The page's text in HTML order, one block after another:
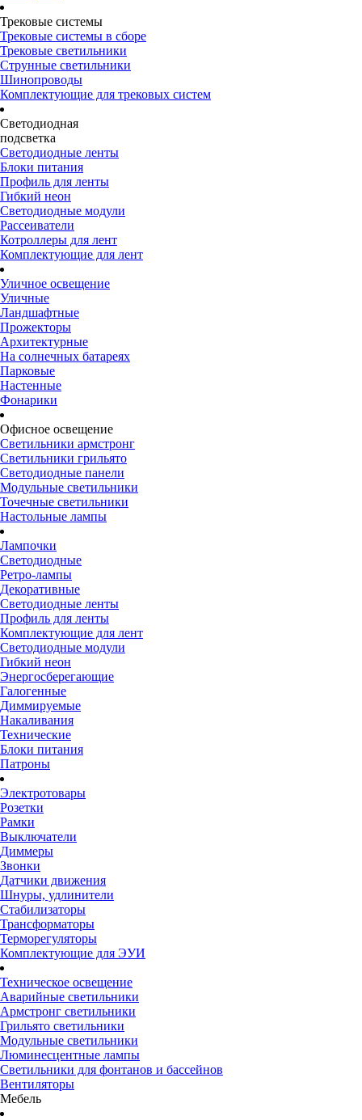
Трековые системы
Трековые системы в сборе
Трековые светильники
Струнные светильники
Шинопроводы
Комплектующие для трековых систем
Светодиодная
подсветка
Светодиодные ленты
Блоки питания
Профиль для ленты
Гибкий неон
Светодиодные модули
Рассеиватели
Котроллеры для лент
Комплектующие для лент
Уличное освещение
Уличные
Ландшафтные
Прожекторы
Архитектурные
На солнечных батареях
Парковые
Настенные
Фонарики
Офисное освещение
Светильники армстронг
Светильники грильято
Светодиодные панели
Модульные светильники
Точечные светильники
Настольные лампы
Лампочки
Светодиодные
Ретро-лампы
Декоративные
Светодиодные ленты
Профиль для ленты
Комплектующие для лент
Светодиодные модули
Гибкий неон
Энергосберегающие
Галогенные
Диммируемые
Накаливания
Технические
Блоки питания
Патроны
Электротовары
Розетки
Рамки
Выключатели
Диммеры
Звонки
Датчики движения
Шнуры, удлинители
Стабилизаторы
Трансформаторы
Терморегуляторы
Комплектующие для ЭУИ
Техническое освещение
Аварийные светильники
Армстронг светильники
Грильято светильники
Модульные светильники
Люминесцентные лампы
Светильники для фонтанов и бассейнов
Вентиляторы
Мебель